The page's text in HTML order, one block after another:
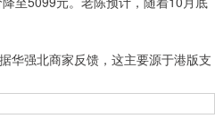
强北商家反馈，这主要源于港版支